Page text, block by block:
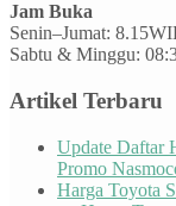
Jam Buka
Senin–Jumat:
Sabtu & Minggu:
Artikel Terbaru
Update Daftar
Promo
Harga Toyota